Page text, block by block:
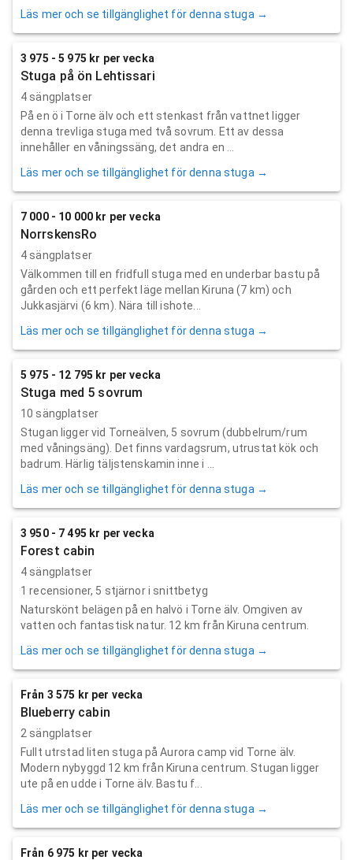
Läs mer och se tillgänglighet för denna stuga →
3 975 - 5 975 kr per vecka
Stuga på ön Lehtissari
4 sängplatser
På en ö i Torne älv och ett stenkast från vattnet ligger
denna trevliga stuga med två sovrum. Ett av dessa
innehåller en våningssäng, det andra en ...
Läs mer och se tillgänglighet för denna stuga →
7 000 - 10 000 kr per vecka
NorrskensRo
4 sängplatser
Välkommen till en fridfull stuga med en underbar bastu på
gården och ett perfekt läge mellan Kiruna (7 km) och
Jukkasjärvi (6 km). Nära till ishote...
Läs mer och se tillgänglighet för denna stuga →
5 975 - 12 795 kr per vecka
Stuga med 5 sovrum
10 sängplatser
Stugan ligger vid Torneälven, 5 sovrum (dubbelrum/rum
med våningsäng). Det finns vardagsrum, utrustat kök och
badrum. Härlig täljstenskamin inne i ...
Läs mer och se tillgänglighet för denna stuga →
3 950 - 7 495 kr per vecka
Forest cabin
4 sängplatser
1 recensioner, 5 stjärnor i snittbetyg
Naturskönt belägen på en halvö i Torne älv. Omgiven av
vatten och fantastisk natur. 12 km från Kiruna centrum.
Läs mer och se tillgänglighet för denna stuga →
Från 3 575 kr per vecka
Blueberry cabin
2 sängplatser
Fullt utrstad liten stuga på Aurora camp vid Torne älv.
Modern nybyggd 12 km från Kiruna centrum. Stugan ligger
ute på en udde i Torne älv. Bastu f...
Läs mer och se tillgänglighet för denna stuga →
Från 6 975 kr per vecka